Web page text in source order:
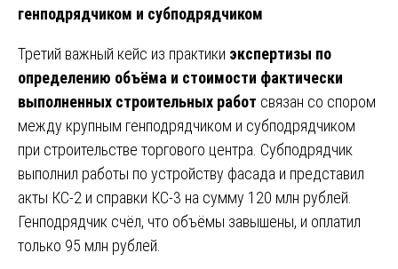
генподрядчиком и субподрядчиком
Третий важный кейс из практики экспертизы по
определению объёма и стоимости фактически
выполненных строительных работ связан со спором
между крупным генподрядчиком и субподрядчиком
при строительстве торгового центра. Субподрядчик
выполнил работы по устройству фасада и представил
акты КС-2 и справки КС-3 на сумму 120 млн рублей.
Генподрядчик счёл, что объёмы завышены, и оплатил
только 95 млн рублей.